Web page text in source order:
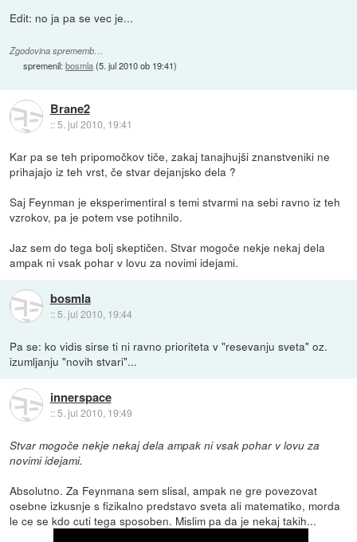
Edit: no ja pa se vec je...
Zgodovina sprememb…
spremenil:bosmla(5. jul 2010 ob 19:41)
Brane2
::5. jul 2010, 19:41
Kar pa se teh pripomočkov tiče, zakaj tanajhujši znanstveniki ne
prihajajo iz teh vrst, če stvar dejanjsko dela ?
Saj Feynman je eksperimentiral s temi stvarmi na sebi ravno iz teh
vzrokov, pa je potem vse potihnilo.
Jaz sem do tega bolj skeptičen. Stvar mogoče nekje nekaj dela
ampak ni vsak pohar v lovu za novimi idejami.
bosmla
:: 5. jul 2010, 19:44
Pa se: ko vidis sirse ti ni ravno prioriteta v "resevanju sveta" oz.
izumljanju "novih stvari"...
innerspace
::5. jul 2010, 19:49
Stvar mogoče nekje nekaj dela ampak ni vsak pohar v lovu za
novimi idejami.
Absolutno. Za Feynmana sem slisal, ampak ne gre povezovat
osebne izkusnje s fizikalno predstavo sveta ali matematiko, morda
le ce se kdo cuti tega sposoben. Mislim pa da je nekaj takih...